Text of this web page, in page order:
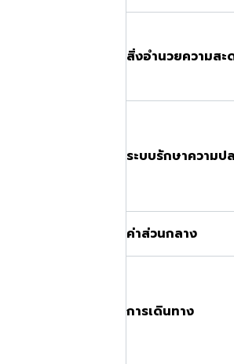
สิ่งอำนวยความสะ
ระบบรักษาความ
ค่าส่วนกลาง
การเดินทาง